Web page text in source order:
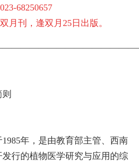
68250657
月刊，逢双月25日出版。
1985年，是由教育部主管、西南
行的植物医学研究与应用的综